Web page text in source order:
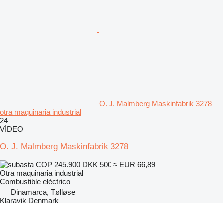
O. J. Malmberg Maskinfabrik 3278
otra maquinaria industrial
24
VÍDEO
O. J. Malmberg Maskinfabrik 3278
COP 245.900 DKK 500 ≈ EUR 66,89
Otra maquinaria industrial
Combustible eléctrico
Dinamarca, Tølløse
Klaravik Denmark